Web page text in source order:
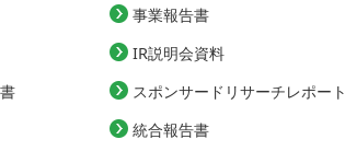
事業報告書
IR説明会資料
スポンサードリサーチレポート
統合報告書